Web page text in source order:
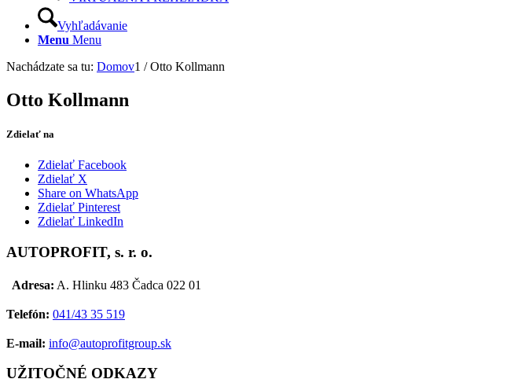
Vyhľadávanie
Menu Menu
Nachádzate sa tu: Domov1 / Otto Kollmann
Otto Kollmann
Zdielať na
Zdielať Facebook
Zdielať X
Share on WhatsApp
Zdielať Pinterest
Zdielať LinkedIn
AUTOPROFIT, s. r. o.
Adresa: A. Hlinku 483 Čadca 022 01
Telefón: 041/43 35 519
E-mail: info@autoprofitgroup.sk
UŽITOČNÉ ODKAZY